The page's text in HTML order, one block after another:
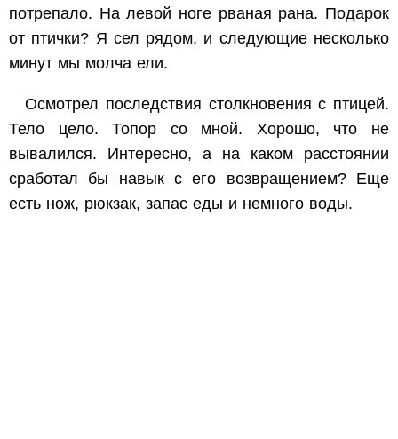
потрепало. На левой ноге рваная рана. Подарок
от птички? Я сел рядом, и следующие несколько
минут мы молча ели.
Осмотрел последствия столкновения с птицей.
Тело цело. Топор со мной. Хорошо, что не
вывалился. Интересно, а на каком расстоянии
сработал бы навык с его возвращением? Еще
есть нож, рюкзак, запас еды и немного воды.